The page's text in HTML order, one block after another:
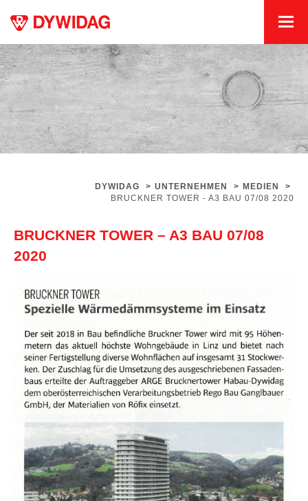
DYWIDAG > UNTERNEHMEN > MEDIEN
>
BRUCKNER TOWER - A3 BAU 07/08 2020
BRUCKNER TOWER – A3 BAU 07/08
2020